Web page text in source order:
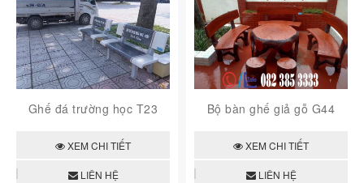
Ghế đá trường học T23
XEM CHI TIẾT
LIÊN HỆ
Bộ bàn ghế giả gỗ G44
XEM CHI TIẾT
LIÊN HỆ